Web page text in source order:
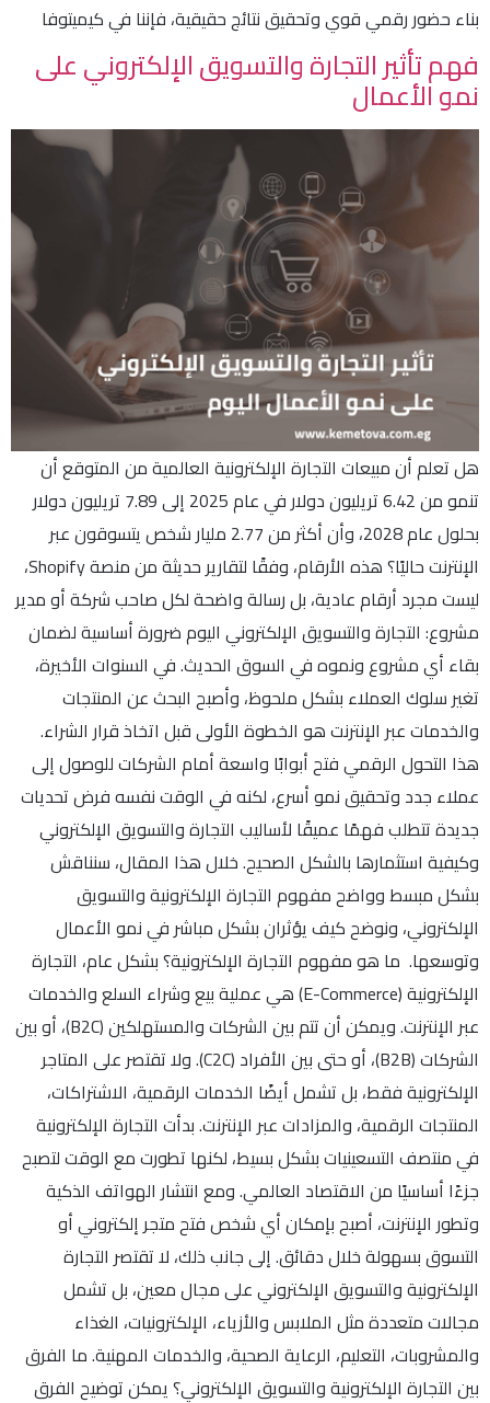
بناء حضور رقمي قوي وتحقيق نتائج حقيقية، فإننا في كيميتوفا
فهم تأثير التجارة والتسويق الإلكتروني على
نمو الأعمال
هل تعلم أن مبيعات التجارة الإلكترونية العالمية من المتوقع أن
تنمو من 6.42 تريليون دولار في عام 2025 إلى 7.89 تريليون دولار
بحلول عام 2028، وأن أكثر من 2.77 مليار شخص يتسوقون عبر
الإنترنت حاليًا؟ هذه الأرقام، وفقًا لتقارير حديثة من منصة Shopify،
ليست مجرد أرقام عادية، بل رسالة واضحة لكل صاحب شركة أو مدير
مشروع: التجارة والتسويق الإلكتروني اليوم ضرورة أساسية لضمان
بقاء أي مشروع ونموه في السوق الحديث. في السنوات الأخيرة،
تغير سلوك العملاء بشكل ملحوظ، وأصبح البحث عن المنتجات
والخدمات عبر الإنترنت هو الخطوة الأولى قبل اتخاذ قرار الشراء.
هذا التحول الرقمي فتح أبوابًا واسعة أمام الشركات للوصول إلى
عملاء جدد وتحقيق نمو أسرع، لكنه في الوقت نفسه فرض تحديات
جديدة تتطلب فهمًا عميقًا لأساليب التجارة والتسويق الإلكتروني
وكيفية استثمارها بالشكل الصحيح. خلال هذا المقال، سنناقش
بشكل مبسط وواضح مفهوم التجارة الإلكترونية والتسويق
الإلكتروني، ونوضح كيف يؤثران بشكل مباشر في نمو الأعمال
وتوسعها. ما هو مفهوم التجارة الإلكترونية؟ بشكل عام، التجارة
الإلكترونية (E-Commerce) هي عملية بيع وشراء السلع والخدمات
عبر الإنترنت. ويمكن أن تتم بين الشركات والمستهلكين (B2C)، أو بين
الشركات (B2B)، أو حتى بين الأفراد (C2C). ولا تقتصر على المتاجر
الإلكترونية فقط، بل تشمل أيضًا الخدمات الرقمية، الاشتراكات،
المنتجات الرقمية، والمزادات عبر الإنترنت. بدأت التجارة الإلكترونية
في منتصف التسعينيات بشكل بسيط، لكنها تطورت مع الوقت لتصبح
جزءًا أساسيًا من الاقتصاد العالمي. ومع انتشار الهواتف الذكية
وتطور الإنترنت، أصبح بإمكان أي شخص فتح متجر إلكتروني أو
التسوق بسهولة خلال دقائق. إلى جانب ذلك، لا تقتصر التجارة
الإلكترونية والتسويق الإلكتروني على مجال معين، بل تشمل
مجالات متعددة مثل الملابس والأزياء، الإلكترونيات، الغذاء
والمشروبات، التعليم، الرعاية الصحية، والخدمات المهنية. ما الفرق
بين التجارة الإلكترونية والتسويق الإلكتروني؟ يمكن توضيح الفرق